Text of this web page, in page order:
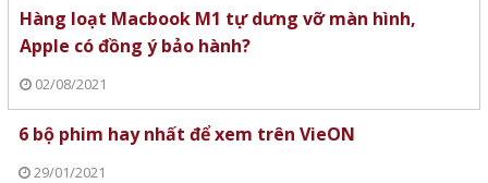
Hàng loạt Macbook M1 tự dưng vỡ màn hình,
Apple có đồng ý bảo hành?
02/08/2021
6 bộ phim hay nhất để xem trên VieON
29/01/2021